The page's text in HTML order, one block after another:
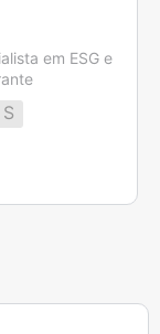
em ESG e
S